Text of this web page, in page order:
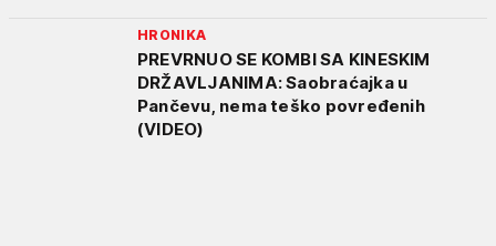
HRONIKA
PREVRNUO SE KOMBI SA KINESKIM
DRŽAVLJANIMA: Saobraćajka u
Pančevu, nema teško povređenih
(VIDEO)